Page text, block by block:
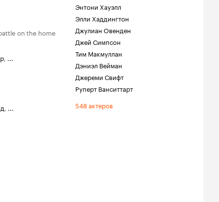
on the home
, ...
, ...
Энтони Хауэлл
Элли Хаддингтон
Джулиан Овенден
Джей Симпсон
Тим Макмуллан
Дэниэл Вейман
Джереми Свифт
Руперт Ванситтарт
548 актеров